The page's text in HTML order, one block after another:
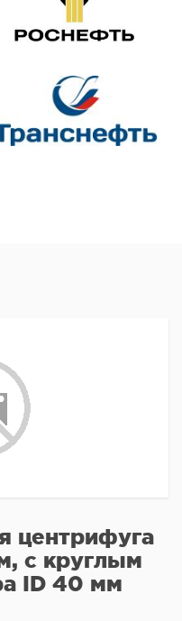
центрифуга
с круглым
ID 40 мм